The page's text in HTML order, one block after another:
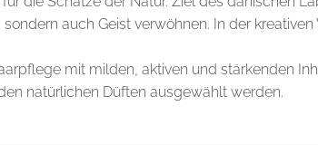
auch Geist verwöhnen. In der
mit milden, aktiven und stärkenden
natürlichen Düften ausgewählt werden.